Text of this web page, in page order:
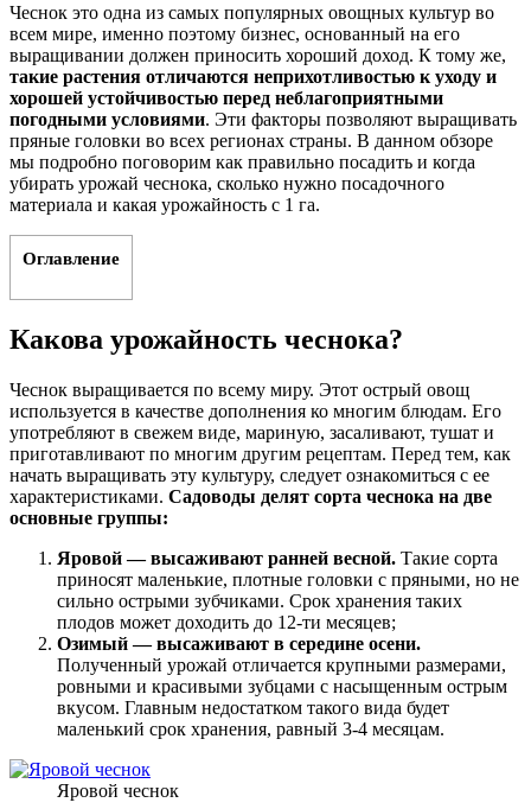
Чеснок это одна из самых популярных овощных культур во
всем мире, именно поэтому бизнес, основанный на его
выращивании должен приносить хороший доход. К тому же,
такие растения отличаются неприхотливостью к уходу и
хорошей устойчивостью перед неблагоприятными
погодными условиями. Эти факторы позволяют выращивать
пряные головки во всех регионах страны. В данном обзоре
мы подробно поговорим как правильно посадить и когда
убирать урожай чеснока, сколько нужно посадочного
материала и какая урожайность с 1 га.
Оглавление
Какова урожайность чеснока?
Чеснок выращивается по всему миру. Этот острый овощ
используется в качестве дополнения ко многим блюдам. Его
употребляют в свежем виде, мариную, засаливают, тушат и
приготавливают по многим другим рецептам. Перед тем, как
начать выращивать эту культуру, следует ознакомиться с ее
характеристиками. Садоводы делят сорта чеснока на две
основные группы:
Яровой — высаживают ранней весной. Такие сорта
приносят маленькие, плотные головки с пряными, но не
сильно острыми зубчиками. Срок хранения таких
плодов может доходить до 12-ти месяцев;
Озимый — высаживают в середине осени.
Полученный урожай отличается крупными размерами,
ровными и красивыми зубцами с насыщенным острым
вкусом. Главным недостатком такого вида будет
маленький срок хранения, равный 3-4 месяцам.
Яровой чеснок